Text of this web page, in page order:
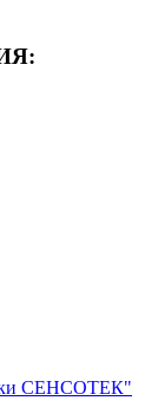
СЕНСОТЕК"